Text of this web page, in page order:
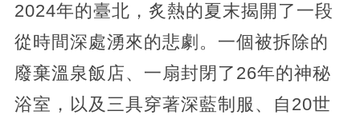
2024年的臺北，炙熱的夏末揭開了一段
從時間深處湧來的悲劇。一個被拆除的
廢棄溫泉飯店、一扇封閉了26年的神秘
浴室，以及三具穿著深藍制服、自20世